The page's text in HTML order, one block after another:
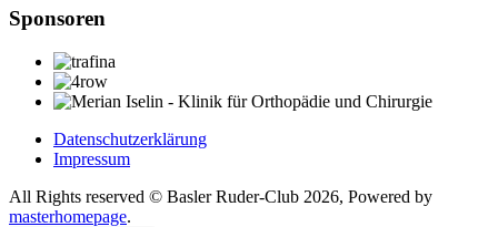
Sponsoren
Datenschutzerklärung
Impressum
All Rights reserved © Basler Ruder-Club 2026, Powered by
masterhomepage.